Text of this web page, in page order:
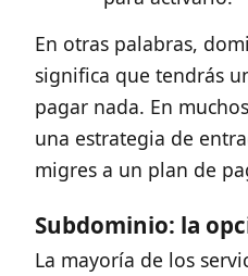
En otras palabras,
significa que tendrás
pagar nada. En
una estrategia de
migres a un plan de
Subdominio: la
La mayoría de los